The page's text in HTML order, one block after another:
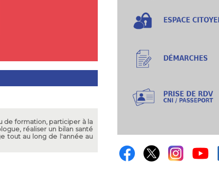
de formation, participer à la
réaliser un bilan santé
tout au long de l'année au